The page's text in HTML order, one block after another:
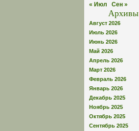
« Июл Сен »
Архивы
Август 2026
Июль 2026
Июнь 2026
Май 2026
Апрель 2026
Март 2026
Февраль 2026
Январь 2026
Декабрь 2025
Ноябрь 2025
Октябрь 2025
Сентябрь 2025